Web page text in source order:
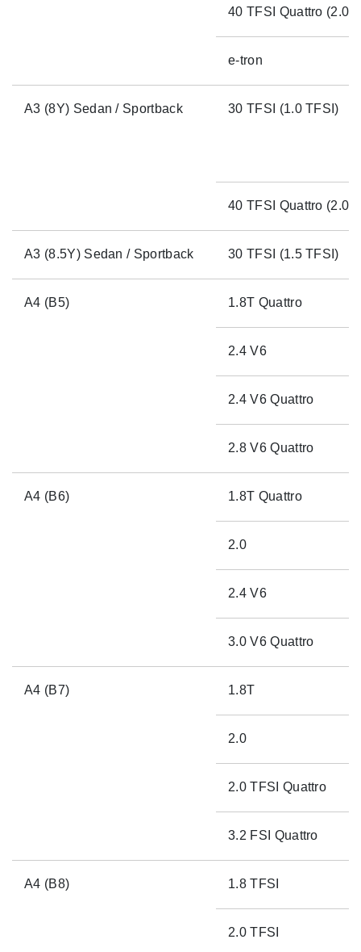
40 TFSI Quattro (2.0
e-tron
A3 (8Y) Sedan / Sportback 30 TFSI (1.0 TFSI)
40 TFSI Quattro (2.0
A3 (8.5Y) Sedan / Sportback 30 TFSI (1.5 TFSI)
A4 (B5) 1.8T Quattro
2.4 V6
2.4 V6 Quattro
2.8 V6 Quattro
A4 (B6) 1.8T Quattro
2.0
2.4 V6
3.0 V6 Quattro
A4 (B7) 1.8T
2.0
2.0 TFSI Quattro
3.2 FSI Quattro
A4 (B8) 1.8 TFSI
2.0 TFSI